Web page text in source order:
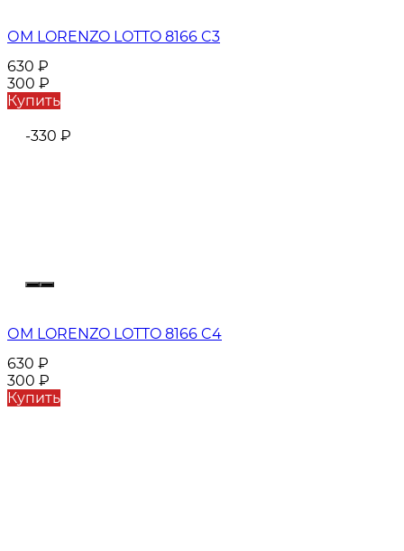
ОМ LORENZO LOTTO 8166 C3
630 ₽
300 ₽
Купить
-330 ₽
ОМ LORENZO LOTTO 8166 C4
630 ₽
300 ₽
Купить